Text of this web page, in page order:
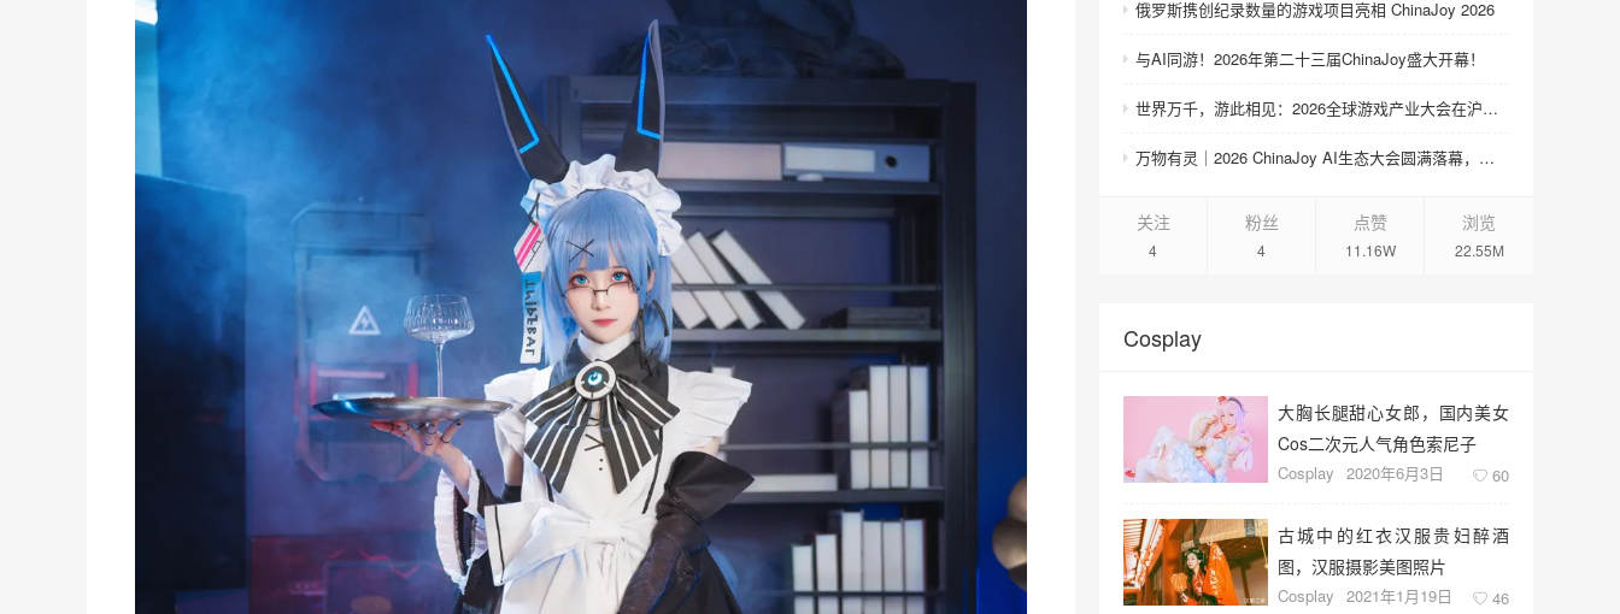
俄罗斯携创纪录数量的游戏项目亮相 ChinaJoy 2026
与AI同游！2026年第二十三届ChinaJoy盛大开幕！
世界万千，游此相见：2026全球游戏产业大会在沪举办
万物有灵｜2026 ChinaJoy AI生态大会圆满落幕，共探AI生态跃迁之路
关注
4
粉丝
4
点赞
11.16W
浏览
22.55M
Cosplay
大胸长腿甜心女郎，国内美女
Cos二次元人气角色索尼子
Cosplay 2020年6月3日 60
古城中的红衣汉服贵妇醉酒
图，汉服摄影美图照片
Cosplay 2021年1月19日 46